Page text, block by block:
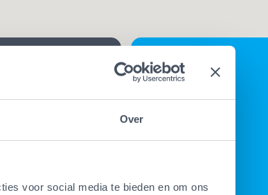
Over
voor social media te bieden en om ons